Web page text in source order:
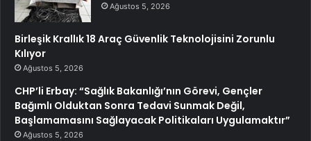
Ağustos 5, 2026
Birleşik Krallık 18 Araç Güvenlik Teknolojisini Zorunlu
Kılıyor
Ağustos 5, 2026
CHP’li Erbay: “Sağlık Bakanlığı’nın Görevi, Gençler
Bağımlı Olduktan Sonra Tedavi Sunmak Değil,
Başlamamasını Sağlayacak Politikaları Uygulamaktır”
Ağustos 5, 2026